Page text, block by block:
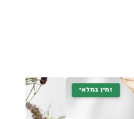
זמין במלאי